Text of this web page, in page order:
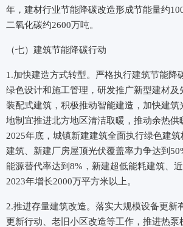
年，建材行业节能降碳改造形成节能量约
二氧化碳约2600万吨。
（七）建筑节能降碳行动
1.加快建造方式转型。严格执行建筑节能降
绿色设计和施工管理，研发推广新型建材及
装配式建筑，积极推动智能建造，加快建筑
地制宜推进北方地区清洁取暖，推动余热供
2025年底，城镇新建建筑全面执行绿色建
建筑、新建厂房屋顶光伏覆盖率力争达到
能源替代率达到8%，新建超低能耗建筑、
2023年增长2000万平方米以上。
2.推进存量建筑改造。落实大规模设备更新
更新行动、老旧小区改造等工作，推进热泵